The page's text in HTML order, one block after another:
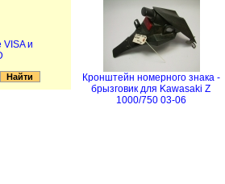
Кронштейн номерного знака -
брызговик для Kawasaki Z
1000/750 03-06